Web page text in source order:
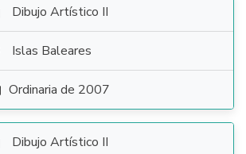
Dibujo Artístico II
Islas Baleares
Ordinaria de 2007
Dibujo Artístico II